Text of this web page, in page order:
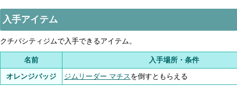
入手アイテム
クチバシティジムで入手できるアイテム。
名前
入手場所・条件
オレンジバッジ
ジムリーダー マチスを倒すともらえる